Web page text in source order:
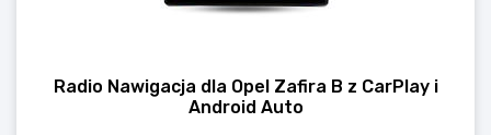
Radio Nawigacja dla Opel Zafira B z CarPlay i
Android Auto